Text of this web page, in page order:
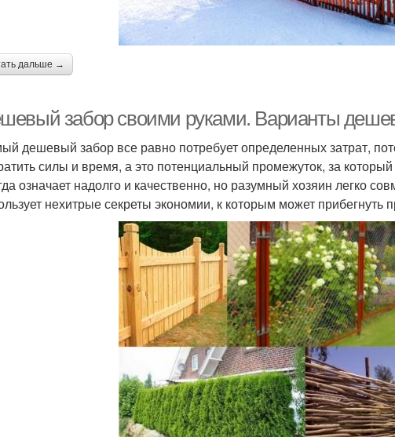
дальше →
забор своими руками. Варианты
дешевый забор все равно потребует определенных затрат,
силы и время, а это потенциальный промежуток, за
означает надолго и качественно, но разумный хозяин легко
нехитрые секреты экономии, к которым может